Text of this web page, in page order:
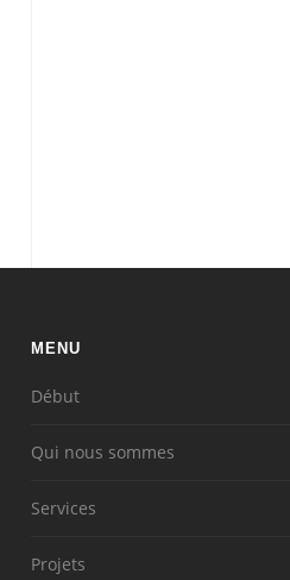
MENU
Début
Qui nous sommes
Services
Projets